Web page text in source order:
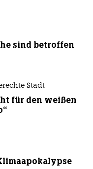
sind betroffen
Stadt
für den weißen